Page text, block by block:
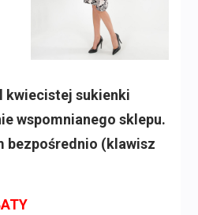
kwiecistej sukienki
wspomnianego sklepu.
bezpośrednio (klawisz